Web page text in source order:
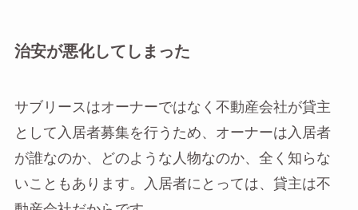
治安が悪化してしまった
サブリースはオーナーではなく不動産会社が貸主
として入居者募集を行うため、オーナーは入居者
が誰なのか、どのような人物なのか、全く知らな
いこともあります。入居者にとっては、貸主は不